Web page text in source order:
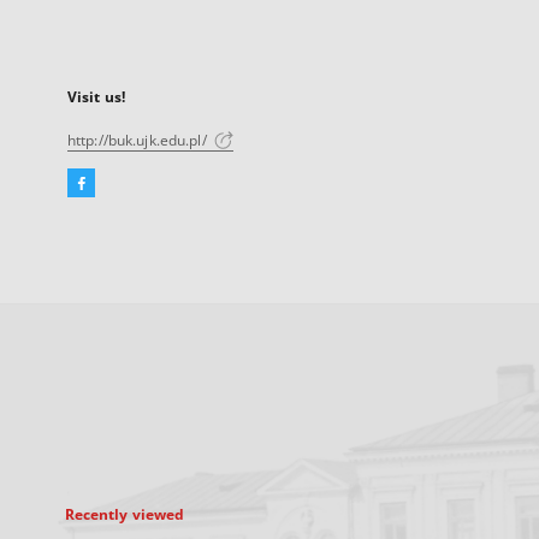
Visit us!
http://buk.ujk.edu.pl/
Facebook
Recently viewed